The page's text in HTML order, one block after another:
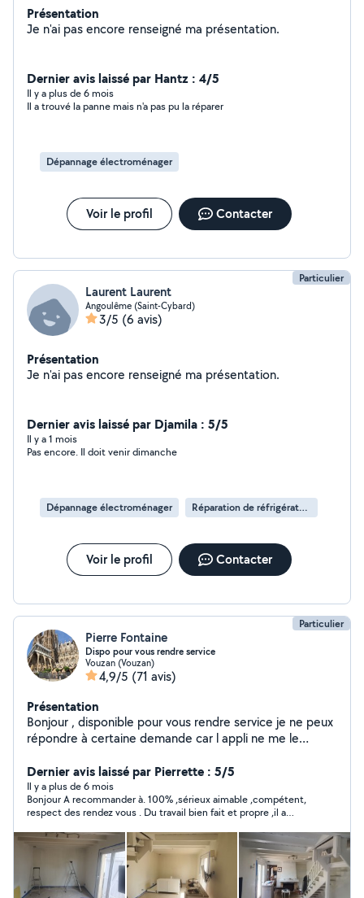
Présentation
Je n'ai pas encore renseigné ma présentation.
Dernier avis laissé par Hantz : 4/5
Il y a plus de 6 mois
Il a trouvé la panne mais n'a pas pu la réparer
Dépannage électroménager
Voir le profil Contacter
Particulier
Laurent Laurent
Angoulême (Saint-Cybard)
3/5 (6 avis)
Présentation
Je n'ai pas encore renseigné ma présentation.
Dernier avis laissé par Djamila : 5/5
Il y a 1 mois
Pas encore. Il doit venir dimanche
Dépannage électroménager Réparation de réfrigérateur
Voir le profil Contacter
Particulier
Pierre Fontaine
Dispo pour vous rendre service
Vouzan (Vouzan)
4,9/5 (71 avis)
Présentation
Bonjour , disponible pour vous rendre service je ne peux
répondre à certaine demande car l appli ne me le
mais n hésiter pas à me contactez
Dernier avis laissé par Pierrette : 5/5
Il y a plus de 6 mois
Bonjour A recommander à. 100% ,sérieux aimable ,compétent,
respect des rendez vous . Du travail bien fait et propre ,il a
années 90 .il a trouvé la pièce qui était cassée ,merci pierre je
vous recommanderais dans mes amis.